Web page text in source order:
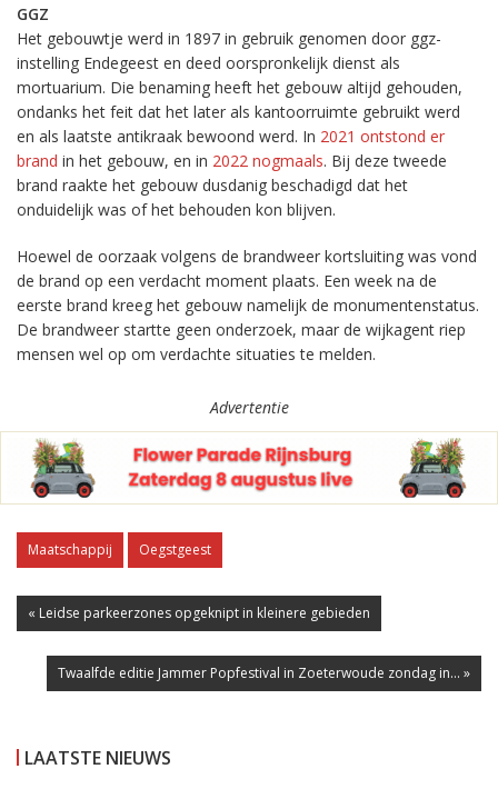
GGZ
Het gebouwtje werd in 1897 in gebruik genomen door ggz-
instelling Endegeest en deed oorspronkelijk dienst als
mortuarium. Die benaming heeft het gebouw altijd gehouden,
ondanks het feit dat het later als kantoorruimte gebruikt werd
en als laatste antikraak bewoond werd. In 2021 ontstond er
brand in het gebouw, en in 2022 nogmaals. Bij deze tweede
brand raakte het gebouw dusdanig beschadigd dat het
onduidelijk was of het behouden kon blijven.
Hoewel de oorzaak volgens de brandweer kortsluiting was vond
de brand op een verdacht moment plaats. Een week na de
eerste brand kreeg het gebouw namelijk de monumentenstatus.
De brandweer startte geen onderzoek, maar de wijkagent riep
mensen wel op om verdachte situaties te melden.
Advertentie
Maatschappij Oegstgeest
« Leidse parkeerzones opgeknipt in kleinere gebieden
Twaalfde editie Jammer Popfestival in Zoeterwoude zondag in... »
LAATSTE NIEUWS